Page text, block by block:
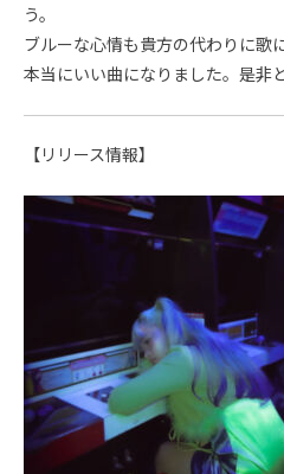
う。
ブルーな心情も貴方の代わりに歌
本当にいい曲になりました。是非
【リリース情報】